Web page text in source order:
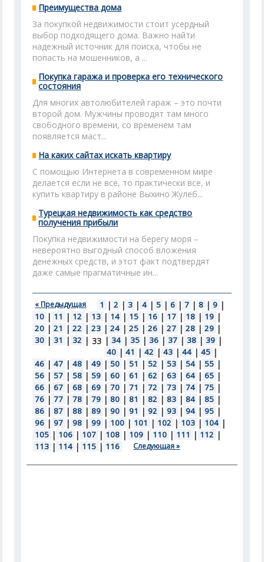
Преимущества дома
За покупкой недвижимости стоит усердный
выбор подходящего дома. Важно найти
надежный источник для поиска, чтобы не
попасть на мошенников, а ...
Покупка гаража и проверка его технического
состояния
Для многих автолюбителей гараж – это почти
второй дом. Мужчины проводят там много
свободного времени, со временем там
появляется маст...
На каких сайтах искать квартиру
С помощью Интернета в современном мире
делается если не все, то практически все, и
купить квартиру в районе Выхино Жулеб...
Турецкая недвижимость как средство
получения прибыли
Покупка недвижимости на берегу моря –
невероятно выгодный способ вложения
денежных средств, и этот факт подтвердят
даже самые прагматичные ин...
« Предыдущая 1 | 2 | 3 | 4 | 5 | 6 | 7 | 8 | 9 |
10 | 11 | 12 | 13 | 14 | 15 | 16 | 17 | 18 | 19 |
20 | 21 | 22 | 23 | 24 | 25 | 26 | 27 | 28 | 29 |
30 | 31 | 32 | 33 | 34 | 35 | 36 | 37 | 38 | 39 |
40 | 41 | 42 | 43 | 44 | 45 |
46 | 47 | 48 | 49 | 50 | 51 | 52 | 53 | 54 | 55 |
56 | 57 | 58 | 59 | 60 | 61 | 62 | 63 | 64 | 65 |
66 | 67 | 68 | 69 | 70 | 71 | 72 | 73 | 74 | 75 |
76 | 77 | 78 | 79 | 80 | 81 | 82 | 83 | 84 | 85 |
86 | 87 | 88 | 89 | 90 | 91 | 92 | 93 | 94 | 95 |
96 | 97 | 98 | 99 | 100 | 101 | 102 | 103 | 104 |
105 | 106 | 107 | 108 | 109 | 110 | 111 | 112 |
113 | 114 | 115 | 116 Следующая »